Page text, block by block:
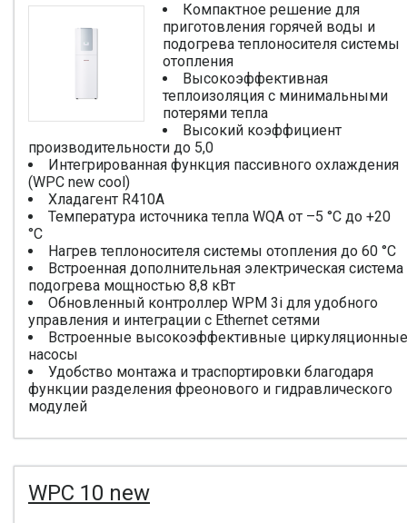
Компактное решение для
приготовления горячей воды и
подогрева теплоносителя системы
отопления
Высокоэффективная
теплоизоляция с минимальными
потерями тепла
Высокий коэффициент
производительности до 5,0
Интегрированная функция пассивного охлаждения
(WPC new cool)
Хладагент R410A
Температура источника тепла WQA от –5 °C до +20
°C
Нагрев теплоносителя системы отопления до 60 °C
Встроенная дополнительная электрическая система
подогрева мощностью 8,8 кВт
Обновленный контроллер WPM 3i для удобного
управления и интеграции с Ethernet сетями
Встроенные высокоэффективные циркуляционные
насосы
Удобство монтажа и траспортировки благодаря
функции разделения фреонового и гидравлического
модулей
WPC 10 new